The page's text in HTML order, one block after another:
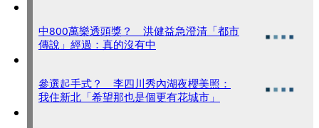
中800萬樂透頭獎？ 洪健益急澄清「都市
傳說」經過：真的沒有中
參選起手式？ 李四川秀內湖夜櫻美照：
我住新北「希望那也是個更有花城市」